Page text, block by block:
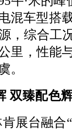
混车型搭
，综合工
里，性能
。
双臻配色
展台融合